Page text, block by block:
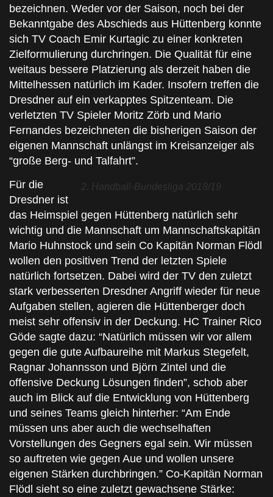
bezeichnen. Weder vor der Saison, noch bei der
Bekanntgabe des Abschieds aus Hüttenberg konnte
sich TV Coach Emir Kurtagic zu einer konkreten
Zielformulierung durchringen. Die Qualität für eine
weitaus bessere Platzierung als derzeit haben die
Mittelhessen natürlich im Kader. Insofern treffen die
Dresdner auf ein verkapptes Spitzenteam. Die
verletzten TV Spieler Moritz Zörb und Mario
Fernandes bezeichneten die bisherigen Saison der
eigenen Mannschaft unlängst im Kreisanzeiger als
“große Berg- und Talfahrt”.
2. Handball-Bundesliga 2018/19
Für die
Dresdner ist
das Heimspiel gegen Hüttenberg natürlich sehr
wichtig und die Mannschaft um Mannschaftskapitän
Mario Huhnstock und sein Co Kapitän Norman Flödl
wollen den positiven Trend der letzten Spiele
natürlich fortsetzen. Dabei wird der TV den zuletzt
stark verbesserten Dresdner Angriff wieder für neue
Aufgaben stellen, agieren die Hüttenberger doch
meist sehr offensiv in der Deckung. HC Trainer Rico
Göde sagte dazu: “Natürlich müssen wir vor allem
gegen die gute Aufbaureihe mit Markus Stegefelt,
Ragnar Johannsson und Björn Zintel und die
offensive Deckung Lösungen finden”, schob aber
auch im Blick auf die Entwicklung von Hüttenberg
und seines Teams gleich hinterher: “Am Ende
müssen uns aber auch die wechselhaften
Vorstellungen des Gegners egal sein. Wir müssen
so auftreten wie gegen Aue und wollen unsere
eigenen Stärken durchbringen.” Co-Kapitän Norman
Flödl sieht so eine zuletzt gewachsene Stärke: